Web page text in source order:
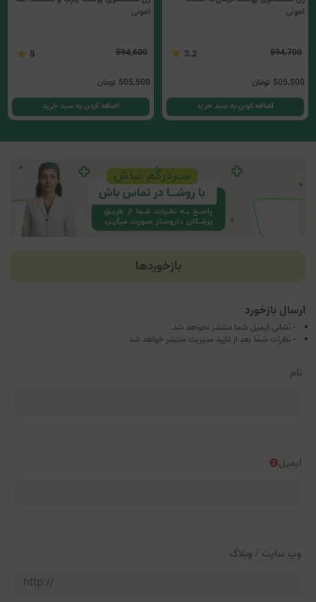
امونی
594,700
3.2
505,500 تومان
اضافه کردن به سبد خرید
امونی
594,600
5
505,500 تومان
اضافه کردن به سبد خرید
بازخوردها
ارسال بازخورد
- نشانی ایمیل شما منتشر نخواهد شد.
- نظرات شما بعد از تایید مدیریت منتشر خواهد شد
نام
ایمیل
وب سایت / وبلاگ